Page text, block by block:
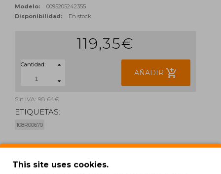
Modelo:
0095205242355
Disponibilidad:
En stock
119,35€
Cantidad:
AÑADIR add_shopping_cart
Sin IVA: 98,64€
ETIQUETAS:
108R00670
This site uses cookies.